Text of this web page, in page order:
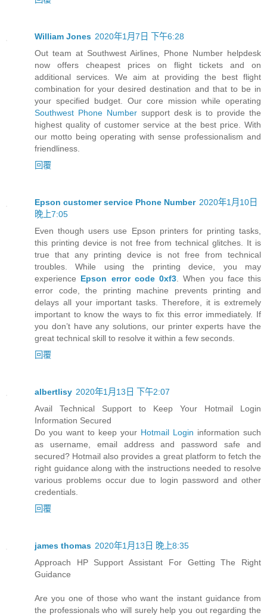
William Jones 2020年1月7日 下午6:28
Out team at Southwest Airlines, Phone Number helpdesk
now offers cheapest prices on flight tickets and on
additional services. We aim at providing the best flight
combination for your desired destination and that to be in
your specified budget. Our core mission while operating
Southwest Phone Numbersupport desk is to provide the
highest quality of customer service at the best price. With
our motto being operating with sense professionalism and
friendliness.
回覆
Epson customer service Phone Number 2020年1月10日
晚上7:05
Even though users use Epson printers for printing tasks,
this printing device is not free from technical glitches. It is
true that any printing device is not free from technical
troubles. While using the printing device, you may
experience Epson error code 0xf3 . When you face this
error code, the printing machine prevents printing and
delays all your important tasks. Therefore, it is extremely
important to know the ways to fix this error immediately. If
you don’t have any solutions, our printer experts have the
great technical skill to resolve it within a few seconds.
回覆
albertlisy 2020年1月13日 下午2:07
Avail Technical Support to Keep Your Hotmail Login
Information Secured
Do you want to keep your Hotmail Login information such
as username, email address and password safe and
secured? Hotmail also provides a great platform to fetch the
right guidance along with the instructions needed to resolve
various problems occur due to login password and other
credentials.
回覆
james thomas 2020年1月13日 晚上8:35
Approach HP Support Assistant For Getting The Right
Guidance
Are you one of those who want the instant guidance from
the professionals who will surely help you out regarding the